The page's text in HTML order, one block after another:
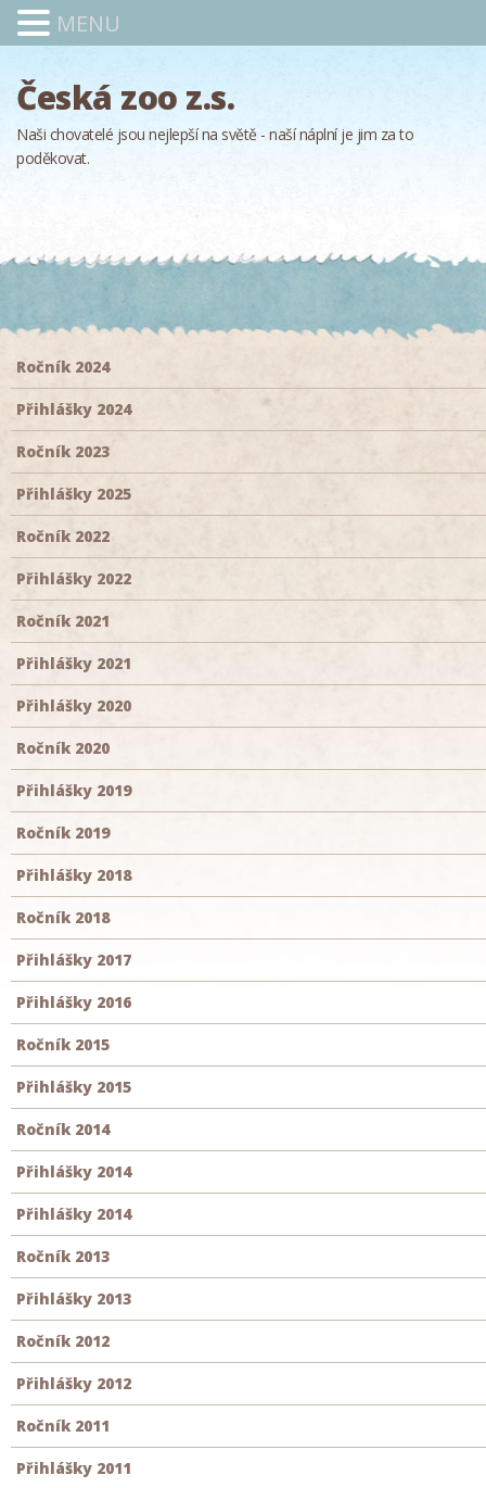
Česká zoo z.s.
Naši chovatelé jsou nejlepší na světě - naší náplní je jim za to
poděkovat.
Ročník 2024
Přihlášky 2024
Ročník 2023
Přihlášky 2025
Ročník 2022
Přihlášky 2022
Ročník 2021
Přihlášky 2021
Přihlášky 2020
Ročník 2020
Přihlášky 2019
Ročník 2019
Přihlášky 2018
Ročník 2018
Přihlášky 2017
Přihlášky 2016
Ročník 2015
Přihlášky 2015
Ročník 2014
Přihlášky 2014
Přihlášky 2014
Ročník 2013
Přihlášky 2013
Ročník 2012
Přihlášky 2012
Ročník 2011
Přihlášky 2011
MENU